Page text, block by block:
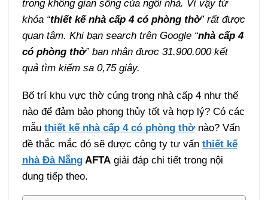
trong không gian sống của ngôi nhà. Vì vậy từ
khóa “thiết kế nhà cấp 4 có phòng thờ” rất được
quan tâm. Khi bạn search trên Google “nhà cấp 4
có phòng thờ” bạn nhận được 31.900.000 kết
quả tìm kiếm sa 0,75 giây.
Bố trí khu vực thờ cúng trong nhà cấp 4 như thế
nào để đảm bảo phong thủy tốt và hợp lý? Có các
mẫu thiết kế nhà cấp 4 có phòng thờnào? Vấn
đề thắc mắc đó sẽ được công ty tư vấn thiết kế
nhà Đà NẵngAFTAgiải đáp chi tiết trong nội
dung tiếp theo.